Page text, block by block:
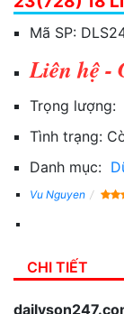
Mã SP:
Liên hệ -
Trọng lượng:
Tình trạng:
Danh mục:
Vu Nguyen
CHI TIẾT